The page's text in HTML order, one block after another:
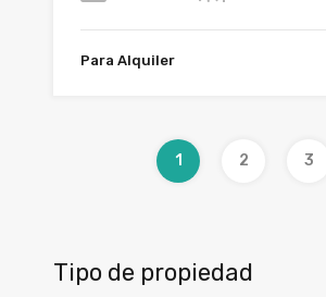
Para Alquiler
1 2 3
Tipo de propiedad